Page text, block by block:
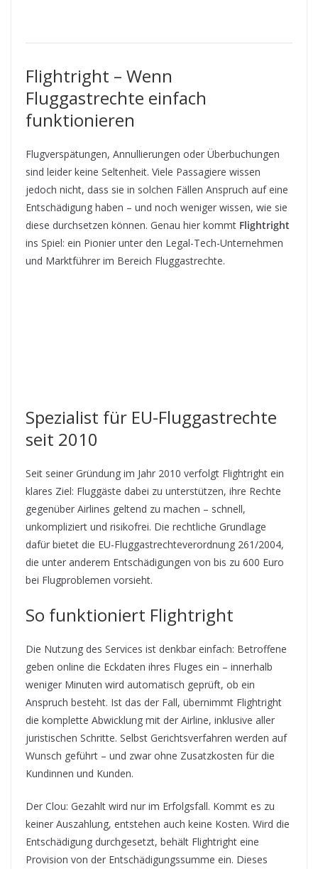
Flightright – Wenn
Fluggastrechte einfach
funktionieren
Flugverspätungen, Annullierungen oder Überbuchungen
sind leider keine Seltenheit. Viele Passagiere wissen
jedoch nicht, dass sie in solchen Fällen Anspruch auf eine
Entschädigung haben – und noch weniger wissen, wie sie
diese durchsetzen können. Genau hier kommt Flightright
ins Spiel: ein Pionier unter den Legal-Tech-Unternehmen
und Marktführer im Bereich Fluggastrechte.
Spezialist für EU-Fluggastrechte
seit 2010
Seit seiner Gründung im Jahr 2010 verfolgt Flightright ein
klares Ziel: Fluggäste dabei zu unterstützen, ihre Rechte
gegenüber Airlines geltend zu machen – schnell,
unkompliziert und risikofrei. Die rechtliche Grundlage
dafür bietet die EU-Fluggastrechteverordnung 261/2004,
die unter anderem Entschädigungen von bis zu 600 Euro
bei Flugproblemen vorsieht.
So funktioniert Flightright
Die Nutzung des Services ist denkbar einfach: Betroffene
geben online die Eckdaten ihres Fluges ein – innerhalb
weniger Minuten wird automatisch geprüft, ob ein
Anspruch besteht. Ist das der Fall, übernimmt Flightright
die komplette Abwicklung mit der Airline, inklusive aller
juristischen Schritte. Selbst Gerichtsverfahren werden auf
Wunsch geführt – und zwar ohne Zusatzkosten für die
Kundinnen und Kunden.
Der Clou: Gezahlt wird nur im Erfolgsfall. Kommt es zu
keiner Auszahlung, entstehen auch keine Kosten. Wird die
Entschädigung durchgesetzt, behält Flightright eine
Provision von der Entschädigungssumme ein. Dieses